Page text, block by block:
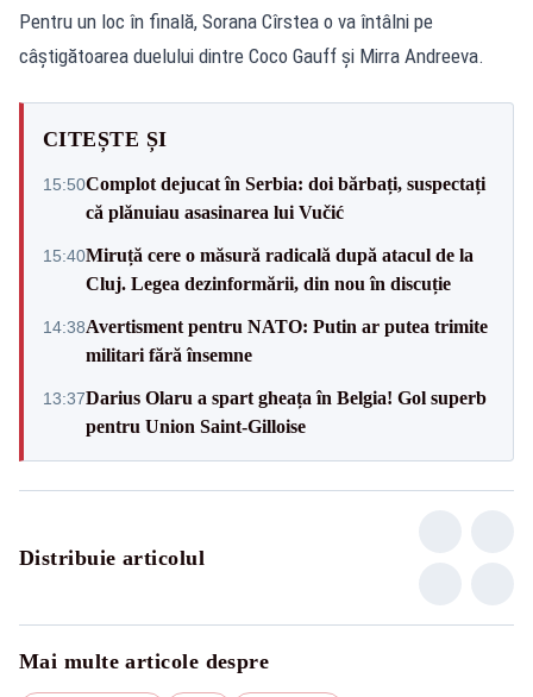
Pentru un loc în finală, Sorana Cîrstea o va întâlni pe
câștigătoarea duelului dintre Coco Gauff și Mirra Andreeva.
CITEȘTE ȘI
15:50Complot dejucat în Serbia: doi bărbați, suspectați
că plănuiau asasinarea lui Vučić
15:40Miruță cere o măsură radicală după atacul de la
Cluj. Legea dezinformării, din nou în discuție
14:38Avertisment pentru NATO: Putin ar putea trimite
militari fără însemne
13:37Darius Olaru a spart gheața în Belgia! Gol superb
pentru Union Saint-Gilloise
Distribuie articolul
Mai multe articole despre